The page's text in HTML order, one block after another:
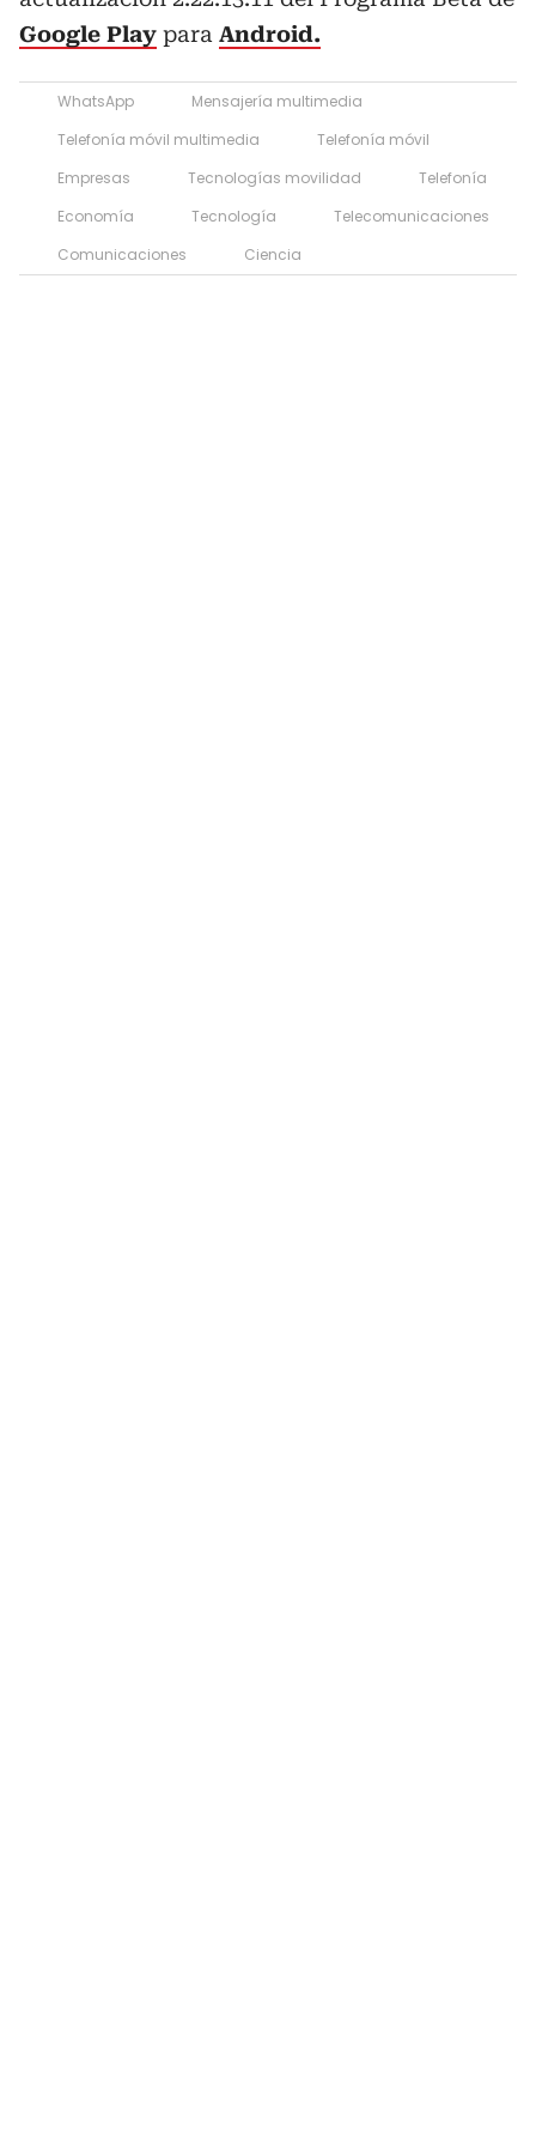
Google Play para Android.
WhatsApp
Mensajería multimedia
Telefonía móvil multimedia
Telefonía móvil
Empresas
Tecnologías movilidad
Telefonía
Economía
Tecnología
Telecomunicaciones
Comunicaciones
Ciencia